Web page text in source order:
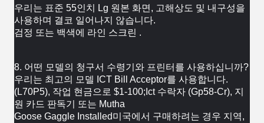
우리는 표준 55인치 Lg 원본 화면, 고해상도 및 내구성을
사용하며 결코 일어나지 않습니다.
검정 또는 백색에 라인 스크린 .
8. 어떤 모델의 청구서 수령기와 프린터를 사용하십니까?
우리는 최고의 모델 ICT Bill Acceptor를 사용합니다.
(L70P5), 작업 현금으로 $1-100;Ict 수락자 (Gp58-Cr), 지
원 카드 판독기 또는 Mutha
Goose Gaggle Installed미국에서 구매하려는 경우 지역,